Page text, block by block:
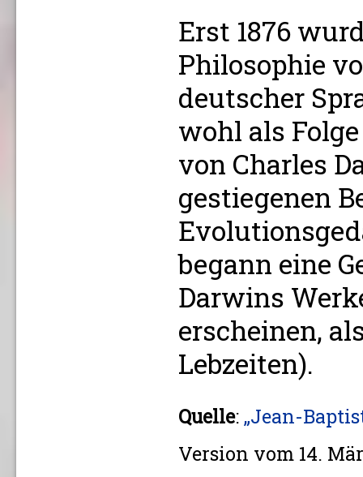
Erst 1876
Philosophie
deutscher
wohl als
von Charles
gestiegenen
begann eine
Darwins
erscheinen,
Lebzeiten).
Quelle: „Jean-
Version vom 14.